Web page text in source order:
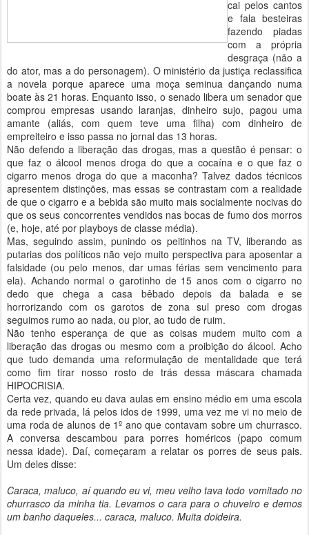
cai pelos cantos
e fala besteiras
fazendo piadas
com a própria
desgraça (não a
do ator, mas a do personagem). O ministério da justiça reclassifica
a novela porque aparece uma moça seminua dançando numa
boate às 21 horas. Enquanto isso, o senado libera um senador que
comprou empresas usando laranjas, dinheiro sujo, pagou uma
amante (aliás, com quem teve uma filha) com dinheiro de
empreiteiro e isso passa no jornal das 13 horas.
Não defendo a liberação das drogas, mas a questão é pensar: o
que faz o álcool menos droga do que a cocaína e o que faz o
cigarro menos droga do que a maconha? Talvez dados técnicos
apresentem distinções, mas essas se contrastam com a realidade
de que o cigarro e a bebida são muito mais socialmente nocivas do
que os seus concorrentes vendidos nas bocas de fumo dos morros
(e, hoje, até por playboys de classe média).
Mas, seguindo assim, punindo os peitinhos na TV, liberando as
putarias dos políticos não vejo muito perspectiva para aposentar a
falsidade (ou pelo menos, dar umas férias sem vencimento para
ela). Achando normal o garotinho de 15 anos com o cigarro no
dedo que chega a casa bêbado depois da balada e se
horrorizando com os garotos de zona sul preso com drogas
seguimos rumo ao nada, ou pior, ao tudo de ruim.
Não tenho esperança de que as coisas mudem muito com a
liberação das drogas ou mesmo com a proibição do álcool. Acho
que tudo demanda uma reformulação de mentalidade que terá
como fim tirar nosso rosto de trás dessa máscara chamada
HIPOCRISIA.
Certa vez, quando eu dava aulas em ensino médio em uma escola
da rede privada, lá pelos idos de 1999, uma vez me vi no meio de
uma roda de alunos de 1º ano que contavam sobre um churrasco.
A conversa descambou para porres homéricos (papo comum
nessa idade). Daí, começaram a relatar os porres de seus pais.
Um deles disse:
Caraca, maluco, aí quando eu vi, meu velho tava todo vomitado no
churrasco da minha tia. Levamos o cara para o chuveiro e demos
um banho daqueles... caraca, maluco. Muita doideira.